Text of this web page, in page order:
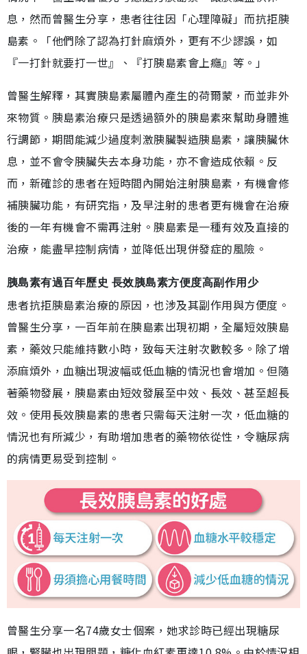
息，然而曾醫生分享，患者往往因「心理障礙」而抗拒胰
島素。「他們除了認為打針麻煩外，更有不少謬誤，如
『一打針就要打一世』、『打胰島素會上癮』等。」
曾醫生解釋，其實胰島素屬體內產生的荷爾蒙，而並非外
來物質。胰島素治療只是透過額外的胰島素來幫助身體進
行調節，期間能減少過度刺激胰臟製造胰島素，讓胰臟休
息，並不會令胰臟失去本身功能，亦不會造成依賴。反
而，新確診的患者在短時間內開始注射胰島素，有機會修
補胰臟功能，有研究指，及早注射的患者更有機會在治療
後的一年有機會不需再注射。胰島素是一種有效及直接的
治療，能盡早控制病情，並降低出現併發症的風險。
胰島素有過百年歷史 長效胰島素方便度高副作用少
患者抗拒胰島素治療的原因，也涉及其副作用與方便度。
曾醫生分享，一百年前在胰島素出現初期，全屬短效胰島
素，藥效只能維持數小時，致每天注射次數較多。除了增
添麻煩外，血糖出現波幅或低血糖的情況也會增加。但隨
著藥物發展，胰島素由短效發展至中效、長效、甚至超長
效。使用長效胰島素的患者只需每天注射一次，低血糖的
情況也有所減少，有助增加患者的藥物依從性，令糖尿病
的病情更易受到控制。
曾醫生分享一名74歲女士個案，她求診時已經出現糖尿